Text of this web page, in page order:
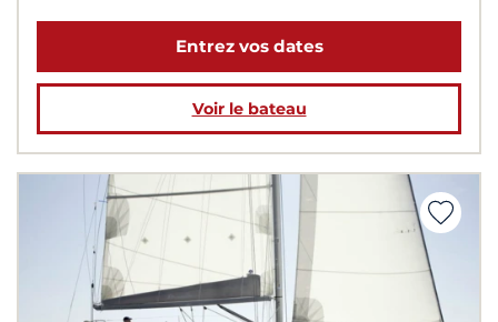
Entrez vos dates
Voir le bateau